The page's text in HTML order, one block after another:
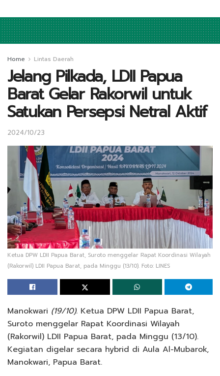
Home Lintas Daerah
Jelang Pilkada, LDII Papua
Barat Gelar Rakorwil untuk
Satukan Persepsi Netral Aktif
2024/10/23
Ketua DPW LDII Papua Barat, Suroto menggelar Rapat Koordinasi Wilayah
(Rakorwil) LDII Papua Barat, pada Minggu (13/10). Foto: LINES
Manokwari (19/10). Ketua DPW LDII Papua Barat,
Suroto menggelar Rapat Koordinasi Wilayah
(Rakorwil) LDII Papua Barat, pada Minggu (13/10).
Kegiatan digelar secara hybrid di Aula Al-Mubarok,
Manokwari, Papua Barat.